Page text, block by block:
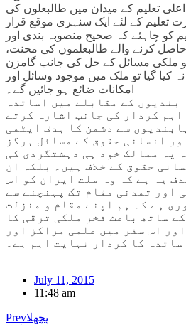
تعلیم کے میدان میں طالبعلوں کی
تعلیم کے لئے ایک سنہری موقع قرار
کو چاہئے کہ صحیح منصوبہ بندی اور
حاصل کرنے والے طالبعلموں کی محنت،
ملکی مسائل کے حل کی جانب گامزن
کیا گیا تو ملک میں موجود وسائل اور
امکانات ضائع ہو جائیں گے۔
بندیوں کے مقابلے میں اساتذہ
اہم کردار کی جانب اشارہ کرتے
سے دشمن کا ہدف ایٹمی
انسانی حقوق کے مسائل ہرگز
یہ ممالک خود ہی دہشتگردی کی
حقوق کے خلاف ہیں۔ بلکہ ان
یہ ہے کہ وہ ملت ایران کو اس
اور تمدنی مقام تک پہنچنے سے
ہے کہ ہم اپنے مقام و منزلت
ساتھ باعث فخر ملکی ترقی کا
اس سفر میں علمی مراکز اور
کا کردار نہایت اہم ہے۔
July 11, 2015
11:48 am
Prevپچھلا